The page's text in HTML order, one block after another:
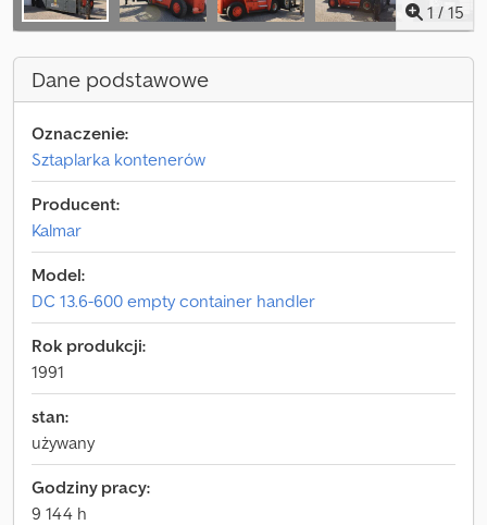
1 / 15
Dane podstawowe
Oznaczenie:
Sztaplarka kontenerów
Producent:
Kalmar
Model:
DC 13.6-600 empty container handler
Rok produkcji:
1991
stan:
używany
Godziny pracy:
9 144 h